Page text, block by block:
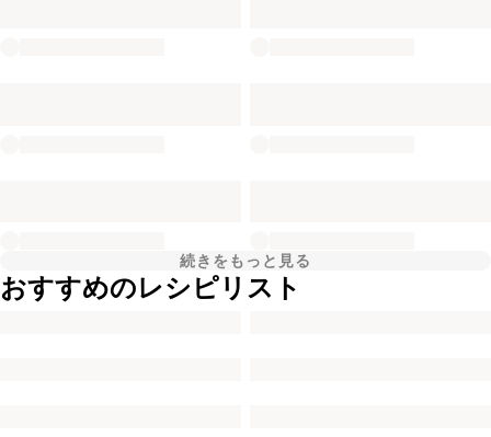
続きをもっと見る
おすすめのレシピリスト